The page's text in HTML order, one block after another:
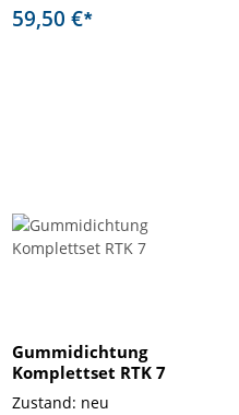
59,50 €*
Gummidichtung
Komplettset RTK 7
Zustand: neu